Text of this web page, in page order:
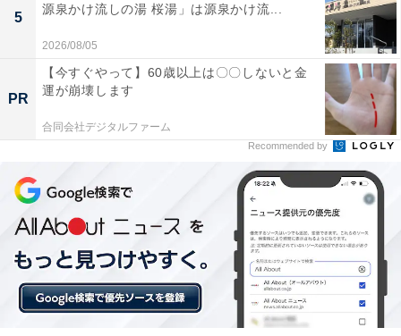
5
源泉かけ流しの湯 桜湯」は源泉かけ流...
2026/08/05
PR
【今すぐやって】60歳以上は〇〇しないと金
運が崩壊します
合同会社デジタルファーム
Recommended by